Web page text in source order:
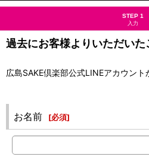
STEP 1
入力
過去にお客様よりいただい
広島SAKE倶楽部公式LINEアカウント
お名前 [必須]